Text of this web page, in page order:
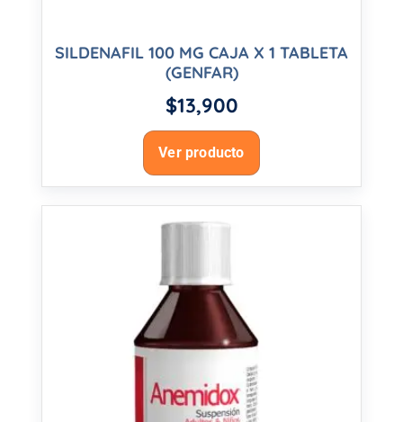
SILDENAFIL 100 MG CAJA X 1 TABLETA
(GENFAR)
$13,900
Ver producto